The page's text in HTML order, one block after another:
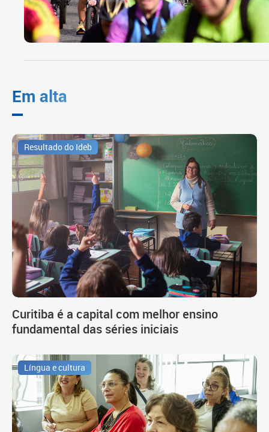
Em alta
Resultado do Ideb
Curitiba é a capital com melhor ensino
fundamental das séries iniciais
Língua e cultura